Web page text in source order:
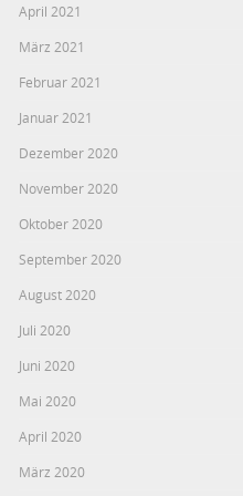
April 2021
März 2021
Februar 2021
Januar 2021
Dezember 2020
November 2020
Oktober 2020
September 2020
August 2020
Juli 2020
Juni 2020
Mai 2020
April 2020
März 2020